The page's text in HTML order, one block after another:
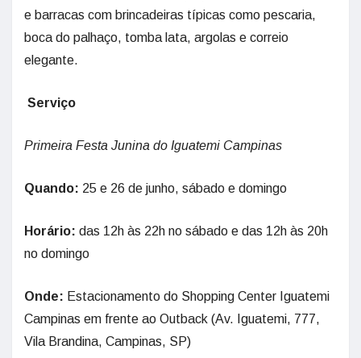
e barracas com brincadeiras típicas como pescaria,
boca do palhaço, tomba lata, argolas e correio
elegante.
Serviço
Primeira Festa Junina do Iguatemi Campinas
Quando: 25 e 26 de junho, sábado e domingo
Horário: das 12h às 22h no sábado e das 12h às 20h
no domingo
Onde: Estacionamento do Shopping Center Iguatemi
Campinas em frente ao Outback (Av. Iguatemi, 777,
Vila Brandina, Campinas, SP)